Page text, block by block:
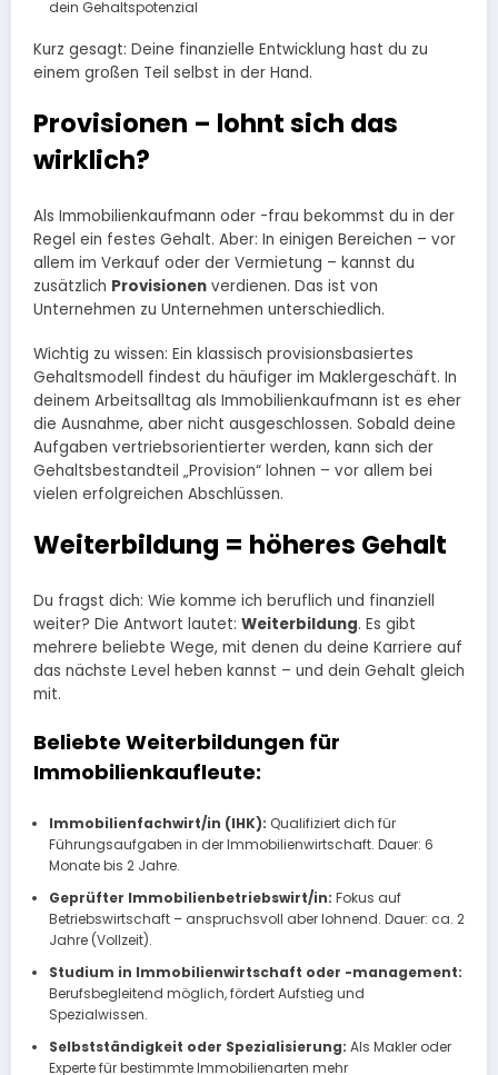
dein Gehaltspotenzial
Kurz gesagt: Deine finanzielle Entwicklung hast du zu
einem großen Teil selbst in der Hand.
Provisionen – lohnt sich das
wirklich?
Als Immobilienkaufmann oder -frau bekommst du in der
Regel ein festes Gehalt. Aber: In einigen Bereichen – vor
allem im Verkauf oder der Vermietung – kannst du
zusätzlich Provisionen verdienen. Das ist von
Unternehmen zu Unternehmen unterschiedlich.
Wichtig zu wissen: Ein klassisch provisionsbasiertes
Gehaltsmodell findest du häufiger im Maklergeschäft. In
deinem Arbeitsalltag als Immobilienkaufmann ist es eher
die Ausnahme, aber nicht ausgeschlossen. Sobald deine
Aufgaben vertriebsorientierter werden, kann sich der
Gehaltsbestandteil „Provision“ lohnen – vor allem bei
vielen erfolgreichen Abschlüssen.
Weiterbildung = höheres Gehalt
Du fragst dich: Wie komme ich beruflich und finanziell
weiter? Die Antwort lautet: Weiterbildung. Es gibt
mehrere beliebte Wege, mit denen du deine Karriere auf
das nächste Level heben kannst – und dein Gehalt gleich
mit.
Beliebte Weiterbildungen für
Immobilienkaufleute:
Immobilienfachwirt/in (IHK): Qualifiziert dich für
Führungsaufgaben in der Immobilienwirtschaft. Dauer: 6
Monate bis 2 Jahre.
Geprüfter Immobilienbetriebswirt/in: Fokus auf
Betriebswirtschaft – anspruchsvoll aber lohnend. Dauer: ca. 2
Jahre (Vollzeit).
Studium in Immobilienwirtschaft oder -management:
Berufsbegleitend möglich, fördert Aufstieg und
Spezialwissen.
Selbstständigkeit oder Spezialisierung: Als Makler oder
Experte für bestimmte Immobilienarten mehr